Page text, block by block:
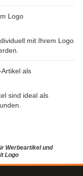
Logo
mit Ihrem Logo
als
sind ideal als
Werbeartikel und
Logo